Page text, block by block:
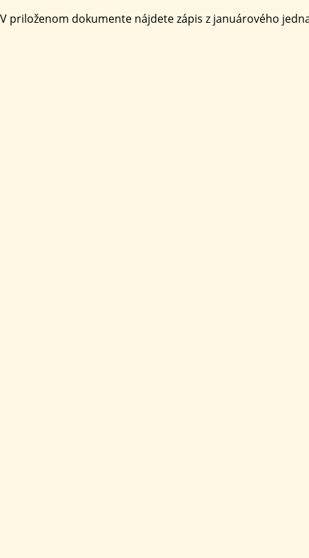
V priloženom dokumente nájdete zápis z januárového